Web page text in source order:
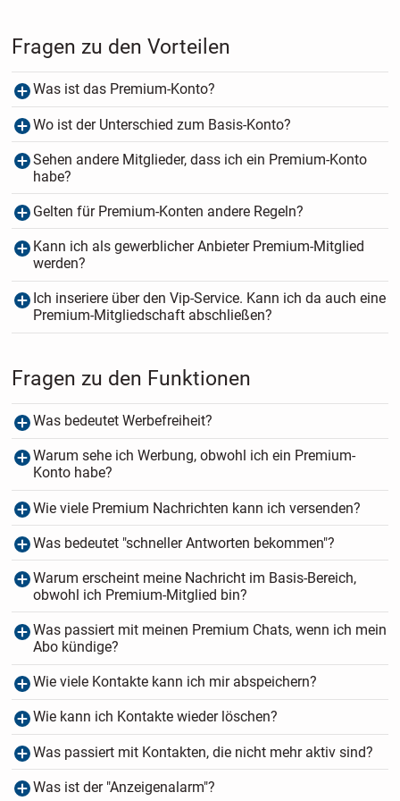
Fragen zu den Vorteilen
Was ist das Premium-Konto?
Wo ist der Unterschied zum Basis-Konto?
Sehen andere Mitglieder, dass ich ein Premium-Konto
habe?
Gelten für Premium-Konten andere Regeln?
Kann ich als gewerblicher Anbieter Premium-Mitglied
werden?
Ich inseriere über den Vip-Service. Kann ich da auch eine
Premium-Mitgliedschaft abschließen?
Fragen zu den Funktionen
Was bedeutet Werbefreiheit?
Warum sehe ich Werbung, obwohl ich ein Premium-
Konto habe?
Wie viele Premium Nachrichten kann ich versenden?
Was bedeutet "schneller Antworten bekommen"?
Warum erscheint meine Nachricht im Basis-Bereich,
obwohl ich Premium-Mitglied bin?
Was passiert mit meinen Premium Chats, wenn ich mein
Abo kündige?
Wie viele Kontakte kann ich mir abspeichern?
Wie kann ich Kontakte wieder löschen?
Was passiert mit Kontakten, die nicht mehr aktiv sind?
Was ist der "Anzeigenalarm"?